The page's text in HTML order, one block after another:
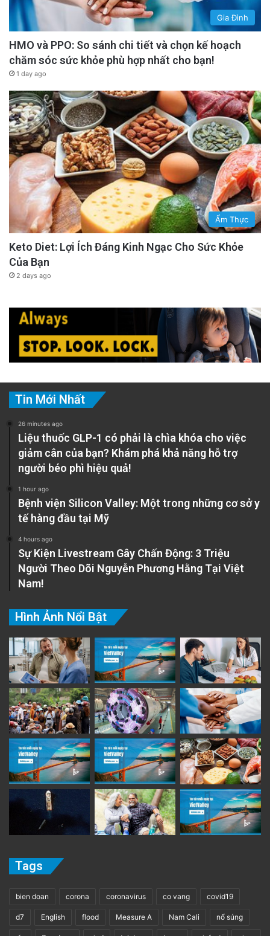
Gia Đình
HMO và PPO: So sánh chi tiết và chọn kế hoạch
chăm sóc sức khỏe phù hợp nhất cho bạn!
1 day ago
Ẩm Thực
Keto Diet: Lợi Ích Đáng Kinh Ngạc Cho Sức Khỏe
Của Bạn
2 days ago
Tin Mới Nhất
26 minutes ago
Liệu thuốc GLP-1 có phải là chìa khóa cho việc
giảm cân của bạn? Khám phá khả năng hỗ trợ
người béo phì hiệu quả!
1 hour ago
Bệnh viện Silicon Valley: Một trong những cơ sở y
tế hàng đầu tại Mỹ
4 hours ago
Sự Kiện Livestream Gây Chấn Động: 3 Triệu
Người Theo Dõi Nguyễn Phương Hằng Tại Việt
Nam!
Hình Ảnh Nổi Bật
Tags
bien doan corona coronavirus co vang covid19
d7 English flood Measure A Nam Cali nổ súng